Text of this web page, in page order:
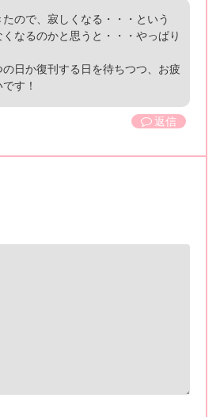
ので、寂しくなる・・・という
なるのかと思うと・・・やっぱり
日か復刊する日を待ちつつ、お疲
す！
返信